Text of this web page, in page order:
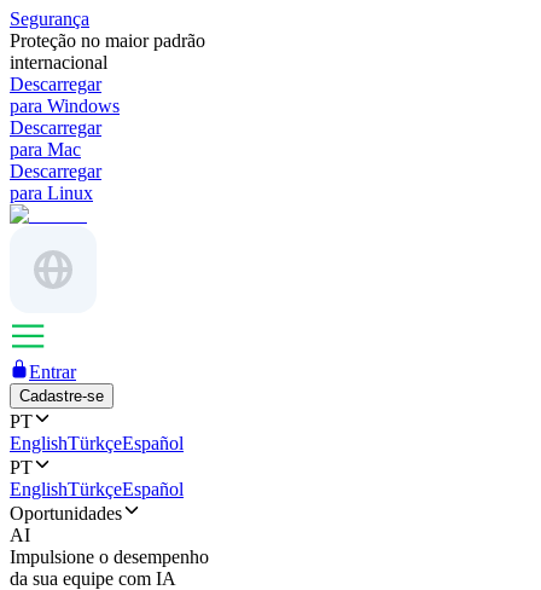
Segurança
Proteção no maior padrão
internacional
Descarregar
para Windows
Descarregar
para Mac
Descarregar
para Linux
Entrar
Cadastre-se
PT
EnglishTürkçeEspañol
PT
EnglishTürkçeEspañol
Oportunidades
AI
Impulsione o desempenho
da sua equipe com IA